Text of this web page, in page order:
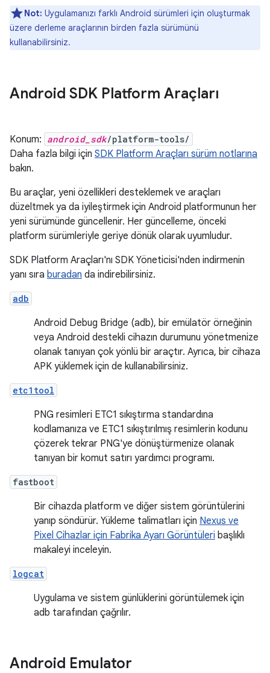
Not: Uygulamanızı farklı Android sürümleri için oluşturmak
üzere derleme araçlarının birden fazla sürümünü
kullanabilirsiniz.
Android SDK Platform Araçları
Konum: android_sdk/platform-tools/
Daha fazla bilgi için SDK Platform Araçları sürüm notlarına
bakın.
Bu araçlar, yeni özellikleri desteklemek ve araçları
düzeltmek ya da iyileştirmek için Android platformunun her
yeni sürümünde güncellenir. Her güncelleme, önceki
platform sürümleriyle geriye dönük olarak uyumludur.
SDK Platform Araçları'nı SDK Yöneticisi'nden indirmenin
yanı sıra buradan da indirebilirsiniz.
adb
Android Debug Bridge (adb), bir emülatör örneğinin
veya Android destekli cihazın durumunu yönetmenize
olanak tanıyan çok yönlü bir araçtır. Ayrıca, bir cihaza
APK yüklemek için de kullanabilirsiniz.
etc1tool
PNG resimleri ETC1 sıkıştırma standardına
kodlamanıza ve ETC1 sıkıştırılmış resimlerin kodunu
çözerek tekrar PNG'ye dönüştürmenize olanak
tanıyan bir komut satırı yardımcı programı.
fastboot
Bir cihazda platform ve diğer sistem görüntülerini
yanıp söndürür. Yükleme talimatları için Nexus ve
Pixel Cihazlar için Fabrika Ayarı Görüntüleri başlıklı
makaleyi inceleyin.
logcat
Uygulama ve sistem günlüklerini görüntülemek için
adb tarafından çağrılır.
Android Emulator